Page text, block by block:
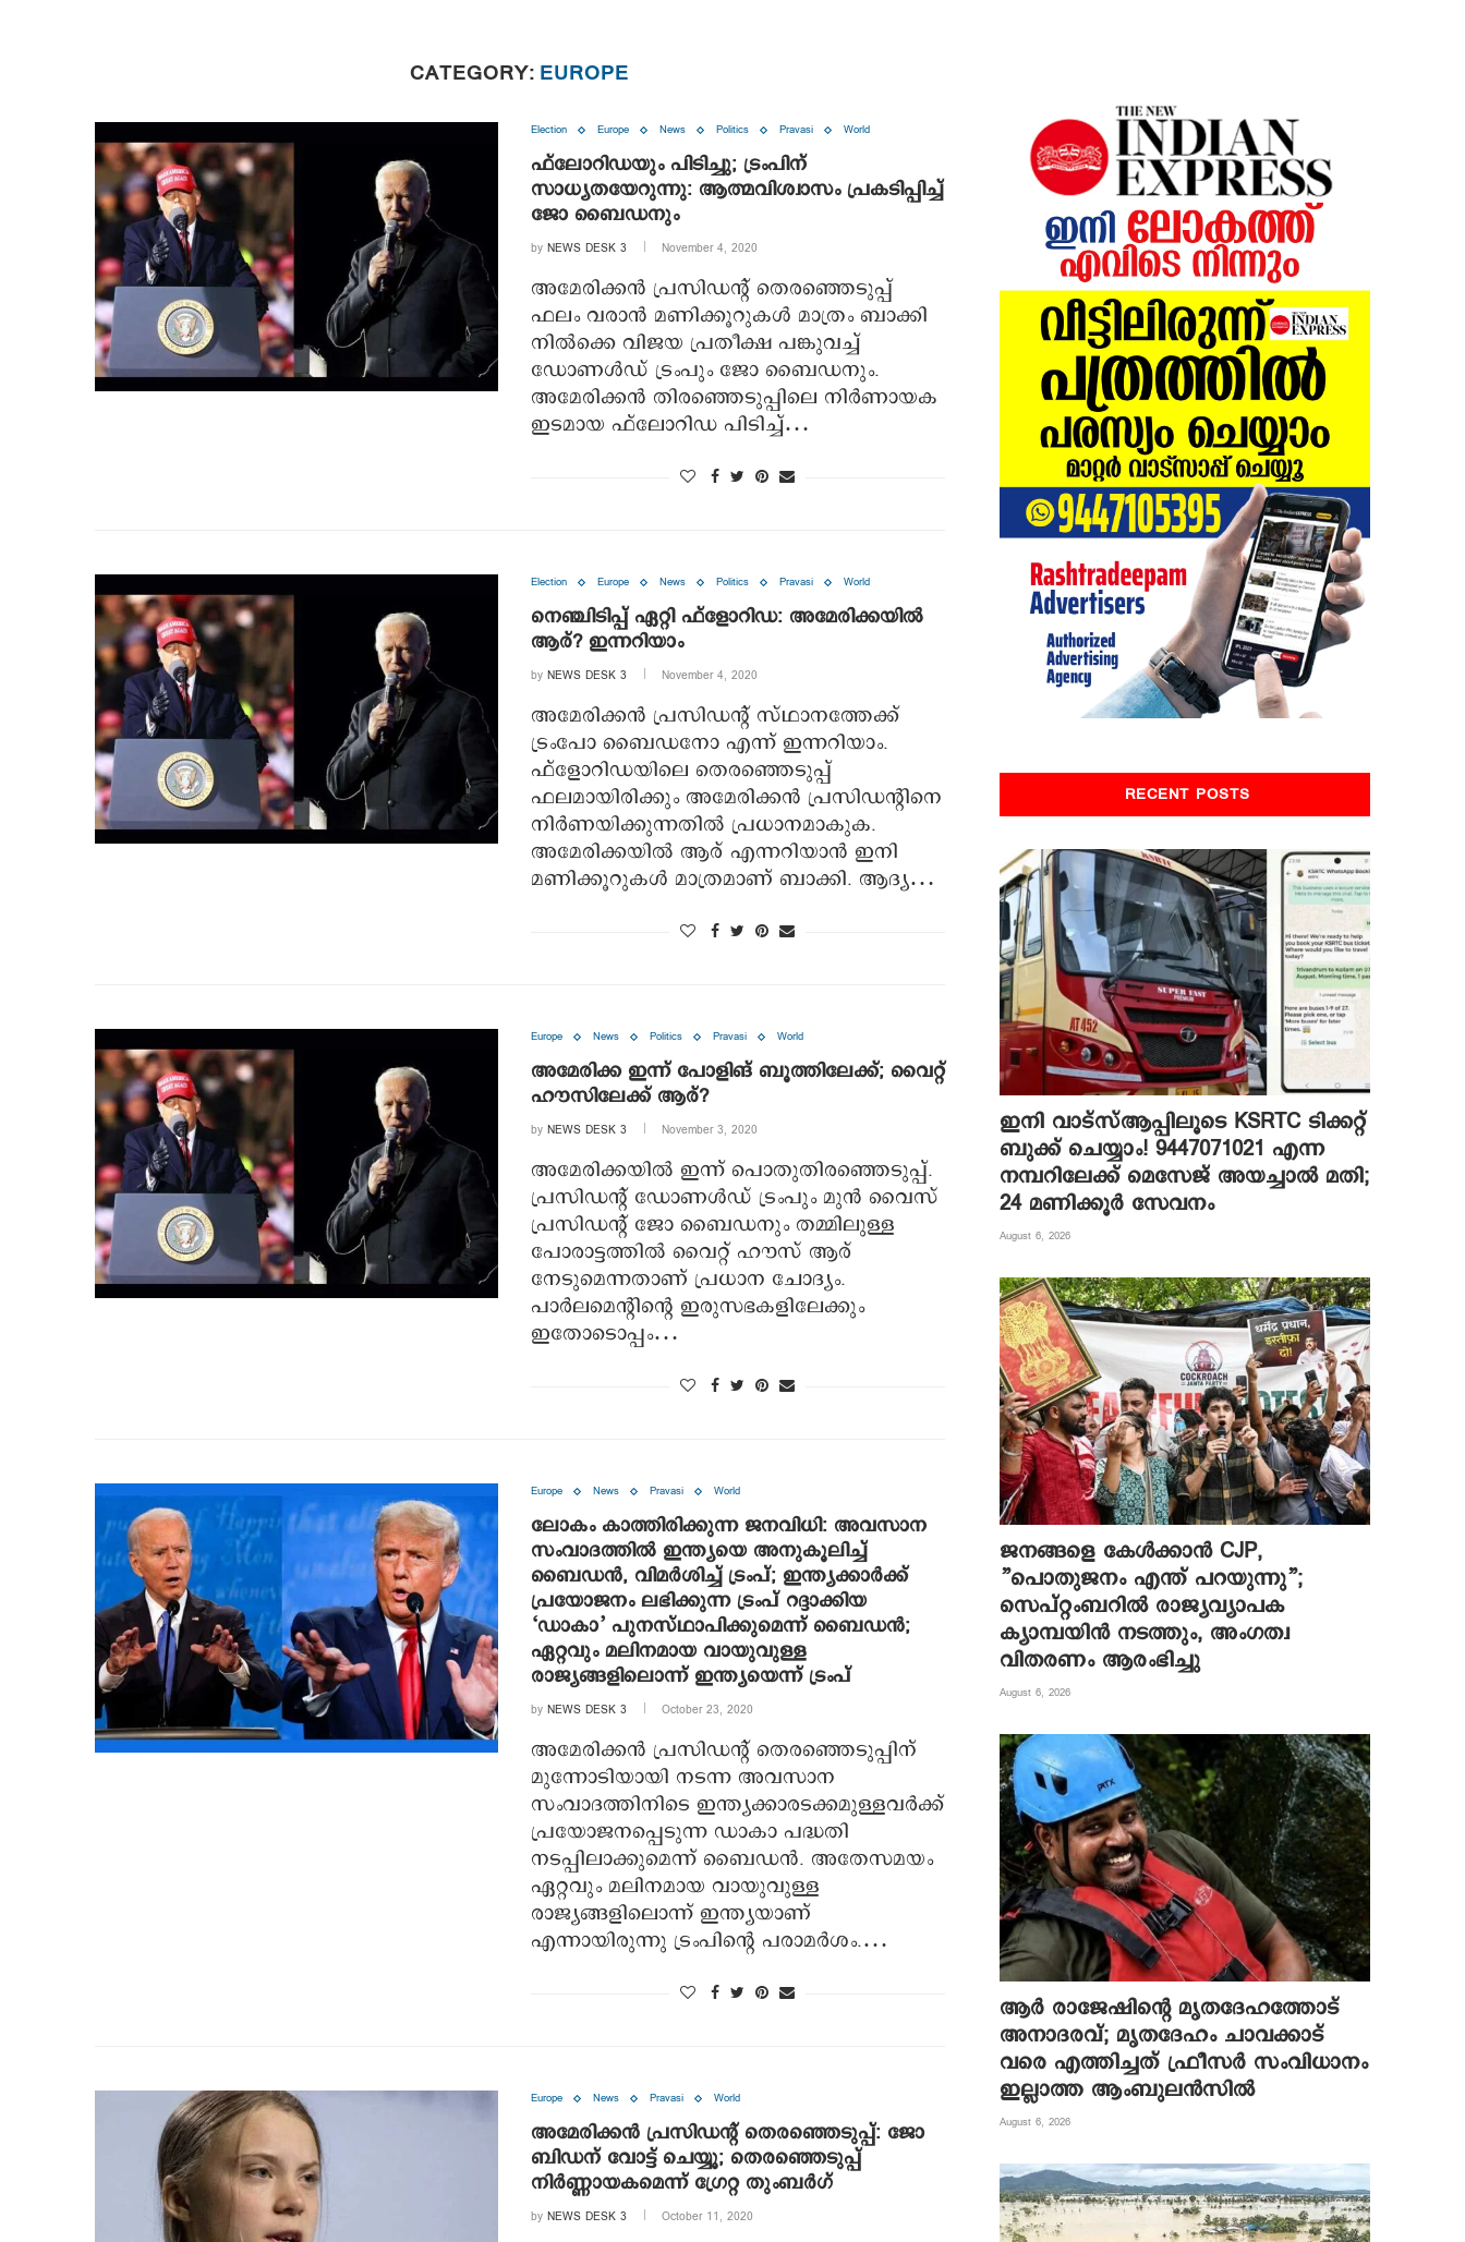
CATEGORY: EUROPE
Election Europe News Politics Pravasi World
ഫ്‌ലോറിഡയും പിടിച്ചു; ട്രംപിന്
സാധ്യതയേറുന്നു: ആത്മവിശ്വാസം പ്രകടിപ്പിച്ച്
ജോ ബൈഡനും
by NEWS DESK 3 November 4, 2020
അമേരിക്കന്‍ പ്രസിഡന്റ് തെരഞ്ഞെടുപ്പ്
ഫലം വരാന്‍ മണിക്കൂറുകള്‍ മാത്രം ബാക്കി
നില്‍ക്കെ വിജയ പ്രതീക്ഷ പങ്കുവച്ച്
ഡോണള്‍ഡ് ട്രംപും ജോ ബൈഡനും.
അമേരിക്കന്‍ തിരഞ്ഞെടുപ്പിലെ നിര്‍ണായക
ഇടമായ ഫ്‌ലോറിഡ പിടിച്ച്…
Election Europe News Politics Pravasi World
നെഞ്ചിടിപ്പ് ഏറ്റി ഫ്ളോറിഡ: അമേരിക്കയില്‍
ആര്? ഇന്നറിയാം
by NEWS DESK 3 November 4, 2020
അമേരിക്കന്‍ പ്രസിഡന്റ് സ്ഥാനത്തേക്ക്
ട്രംപോ ബൈഡനോ എന്ന് ഇന്നറിയാം.
ഫ്ളോറിഡയിലെ തെരഞ്ഞെടുപ്പ്
ഫലമായിരിക്കും അമേരിക്കന്‍ പ്രസിഡന്റിനെ
നിര്‍ണയിക്കുന്നതില്‍ പ്രധാനമാകുക.
അമേരിക്കയില്‍ ആര് എന്നറിയാന്‍ ഇനി
മണിക്കൂറുകള്‍ മാത്രമാണ് ബാക്കി. ആദ്യ…
Europe News Politics Pravasi World
അമേരിക്ക ഇന്ന് പോളിങ് ബൂത്തിലേക്ക്; വൈറ്റ്
ഹൗസിലേക്ക് ആര്?
by NEWS DESK 3 November 3, 2020
അമേരിക്കയില്‍ ഇന്ന് പൊതുതിരഞ്ഞെടുപ്പ്.
പ്രസിഡന്റ് ഡോണള്‍ഡ് ട്രംപും മുന്‍ വൈസ്
പ്രസിഡന്റ് ജോ ബൈഡനും തമ്മിലുള്ള
പോരാട്ടത്തില്‍ വൈറ്റ് ഹൗസ് ആര്
നേടുമെന്നതാണ് പ്രധാന ചോദ്യം.
പാര്‍ലമെന്റിന്റെ ഇരുസഭകളിലേക്കും
ഇതോടൊപ്പം…
Europe News Pravasi World
ലോകം കാത്തിരിക്കുന്ന ജനവിധി: അവസാന
സംവാദത്തില്‍ ഇന്ത്യയെ അനുകൂലിച്ച്
ബൈഡന്‍, വിമര്‍ശിച്ച് ട്രംപ്; ഇന്ത്യക്കാര്‍ക്ക്
പ്രയോജനം ലഭിക്കുന്ന ട്രംപ് റദ്ദാക്കിയ
‘ഡാകാ’ പുനസ്ഥാപിക്കുമെന്ന് ബൈഡന്‍;
ഏറ്റവും മലിനമായ വായുവുള്ള
രാജ്യങ്ങളിലൊന്ന് ഇന്ത്യയെന്ന് ട്രംപ്
by NEWS DESK 3 October 23, 2020
അമേരിക്കന്‍ പ്രസിഡന്റ് തെരഞ്ഞെടുപ്പിന്
മുന്നോടിയായി നടന്ന അവസാന
സംവാദത്തിനിടെ ഇന്ത്യക്കാരടക്കമുള്ളവര്‍ക്ക്
പ്രയോജനപ്പെടുന്ന ഡാകാ പദ്ധതി
നടപ്പിലാക്കുമെന്ന് ബൈഡന്‍. അതേസമയം
ഏറ്റവും മലിനമായ വായുവുള്ള
രാജ്യങ്ങളിലൊന്ന് ഇന്ത്യയാണ്
എന്നായിരുന്നു ട്രംപിന്റെ പരാമര്‍ശം.…
Europe News Pravasi World
അമേരിക്കന്‍ പ്രസിഡന്റ് തെരഞ്ഞെടുപ്പ്: ജോ
ബിഡന് വോട്ട് ചെയ്യൂ; തെരഞ്ഞെടുപ്പ്
നിര്‍ണ്ണായകമെന്ന് ഗ്രേറ്റ തുംബര്‍ഗ്
by NEWS DESK 3 October 11, 2020
RECENT POSTS
ഇനി വാട്‌സ്ആപ്പിലൂടെ KSRTC ടിക്കറ്റ്
ബുക്ക് ചെയ്യാം! 9447071021 എന്ന
നമ്പറിലേക്ക് മെസേജ് അയച്ചാൽ മതി;
24 മണിക്കൂർ സേവനം
August 6, 2026
ജനങ്ങളെ കേൾക്കാൻ CJP,
”പൊതുജനം എന്ത് പറയുന്നു”;
സെപ്റ്റംബറിൽ രാജ്യവ്യാപക
ക്യാമ്പയിൻ നടത്തും, അംഗത്വ
വിതരണം ആരംഭിച്ചു
August 6, 2026
ആര്‍ രാജേഷിന്റെ മൃതദേഹത്തോട്
അനാദരവ്; മൃതദേഹം ചാവക്കാട്
വരെ എത്തിച്ചത് ഫ്രീസര്‍ സംവിധാനം
ഇല്ലാത്ത ആംബുലന്‍സില്‍
August 6, 2026